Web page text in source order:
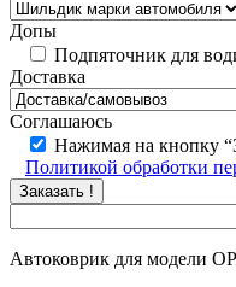
Допы
Подпяточник для
Доставка
Соглашаюсь
Нажимая на кнопку
Политикой обработки
Заказать !
Автоковрик для модели